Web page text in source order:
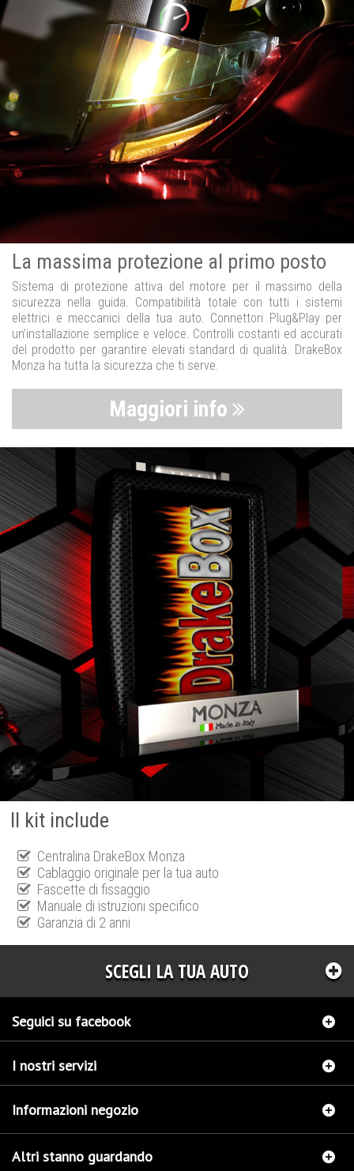
La massima protezione al primo posto
Sistema di protezione attiva del motore per il massimo della
sicurezza nella guida. Compatibilità totale con tutti i sistemi
elettrici e meccanici della tua auto. Connettori Plug&Play per
un’installazione semplice e veloce. Controlli costanti ed accurati
del prodotto per garantire elevati standard di qualità. DrakeBox
Monza ha tutta la sicurezza che ti serve.
Maggiori info
Il kit include
Centralina DrakeBox Monza
Cablaggio originale per la tua auto
Fascette di fissaggio
Manuale di istruzioni specifico
Garanzia di 2 anni
SCEGLI LA TUA AUTO
Seguici su facebook
I nostri servizi
Informazioni negozio
Altri stanno guardando